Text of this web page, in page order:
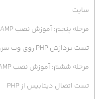
سایت
تست پردازش PHP روی وب سرور
تست اتصال دیتابیس از PHP